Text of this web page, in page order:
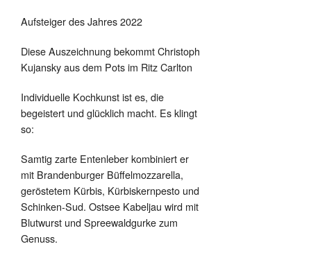
Aufsteiger des Jahres 2022
Diese Auszeichnung bekommt Christoph
Kujansky aus dem Pots im Ritz Carlton
Individuelle Kochkunst ist es, die
begeistert und glücklich macht. Es klingt
so:
Samtig zarte Entenleber kombiniert er
mit Brandenburger Büffelmozzarella,
geröstetem Kürbis, Kürbiskernpesto und
Schinken-Sud. Ostsee Kabeljau wird mit
Blutwurst und Spreewaldgurke zum
Genuss.